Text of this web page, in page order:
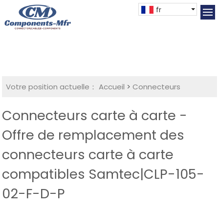
fr
Votre position actuelle： Accueil >Connecteurs
Connecteurs carte à carte -
Offre de remplacement des
connecteurs carte à carte
compatibles Samtec|CLP-105-
02-F-D-P